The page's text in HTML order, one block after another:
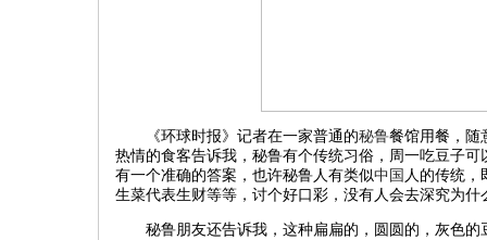
《环球时报》记者在一家普通的秘鲁餐馆用餐，随
热情的食客告诉我，秘鲁有个传统习俗，周一吃豆子
有一个准确的答案，也许秘鲁人有类似中国 人的传统，
生菜代表生财等等，讨个好口彩，没有人会去深究为什
秘鲁朋友还告诉我，这种扁扁的，圆圆的，灰色的